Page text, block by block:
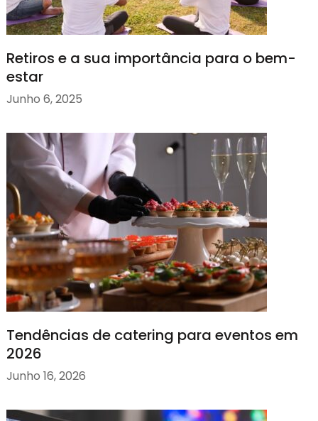
Retiros e a sua importância para o bem-
estar
Junho 6, 2025
Tendências de catering para eventos em
2026
Junho 16, 2026